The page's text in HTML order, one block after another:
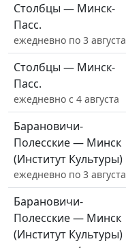
Столбцы — Минск-
Пасс.
ежедневно по 3 августа
Столбцы — Минск-
Пасс.
ежедневно с 4 августа
Барановичи-
Полесские — Минск
(Институт Культуры)
ежедневно по 3 августа
Барановичи-
Полесские — Минск
(Институт Культуры)